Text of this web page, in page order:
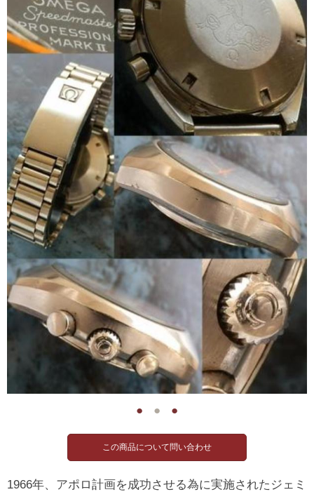
● ● ●
1966年、アポロ計画を成功させる為に実施されたジェミ